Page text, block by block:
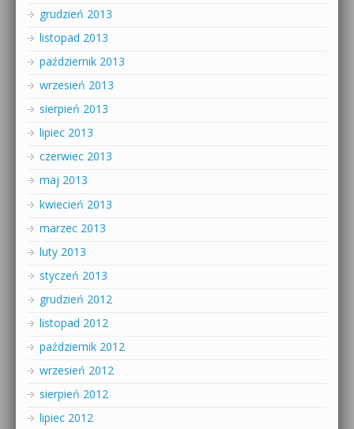
grudzień 2013
listopad 2013
październik 2013
wrzesień 2013
sierpień 2013
lipiec 2013
czerwiec 2013
maj 2013
kwiecień 2013
marzec 2013
luty 2013
styczeń 2013
grudzień 2012
listopad 2012
październik 2012
wrzesień 2012
sierpień 2012
lipiec 2012